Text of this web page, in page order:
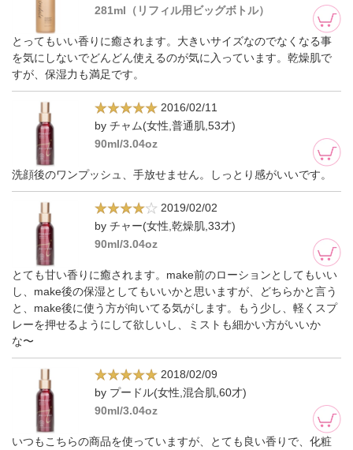
281ml（リフィル用ビッグボトル）
とってもいい香りに癒されます。大きいサイズなのでなくなる事
を気にしないでどんどん使えるのが気に入っています。乾燥肌で
すが、保湿力も満足です。
2016/02/11
by チャム(女性,普通肌,53才)
90ml/3.04oz
洗顔後のワンプッシュ、手放せません。しっとり感がいいです。
2019/02/02
by チャー(女性,乾燥肌,33才)
90ml/3.04oz
とても甘い香りに癒されます。make前のローションとしてもいい
し、make後の保湿としてもいいかと思いますが、どちらかと言う
と、make後に使う方が向いてる気がします。もう少し、軽くスプ
レーを押せるようにして欲しいし、ミストも細かい方がいいか
な〜
2018/02/09
by プードル(女性,混合肌,60才)
90ml/3.04oz
いつもこちらの商品を使っていますが、とても良い香りで、化粧